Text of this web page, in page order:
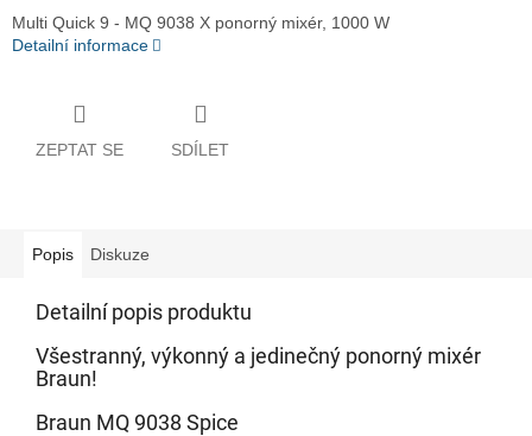
Multi Quick 9 - MQ 9038 X ponorný mixér, 1000 W
Detailní informace
ZEPTAT SE SDÍLET
Popis Diskuze
Detailní popis produktu
Všestranný, výkonný a jedinečný ponorný mixér
Braun!
Braun MQ 9038 Spice